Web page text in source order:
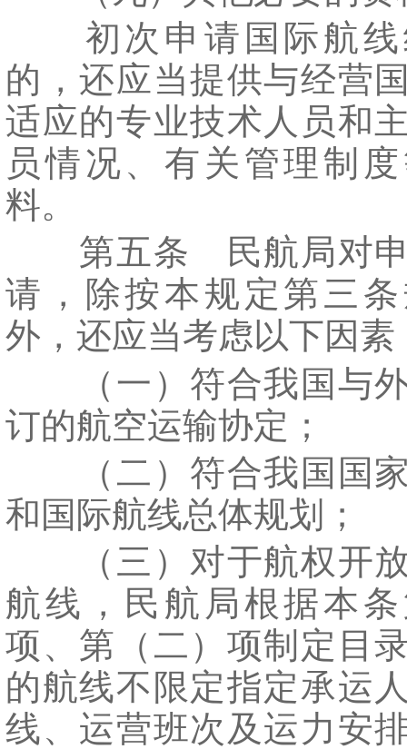
初次申请国际航线
的，还应当提供与经营
适应的专业技术人员和
员情况、有关管理制
料。
第五条 民航局对申
请，除按本规定第三
外，还应当考虑以下因素
（一）符合我国与外
订的航空运输协定；
（二）符合我国国家
和国际航线总体规划；
（三）对于航权开放
航线，民航局根据本
项、第（二）项制定目
的航线不限定指定承运
线、运营班次及运力安